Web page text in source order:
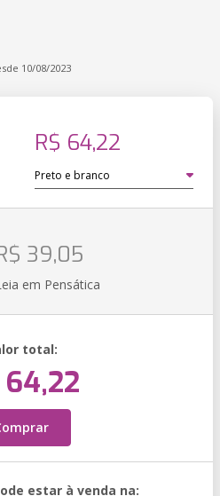
10/08/2023
R$ 64,22
39,05
em Pensática
total:
64,22
estar à venda na: